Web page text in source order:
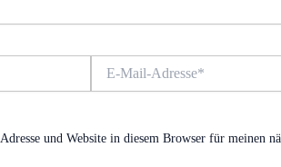
Mail-
und Website in diesem Browser für meinen